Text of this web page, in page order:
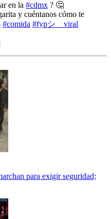
en la #cdmx ? 🤔
y cuéntanos cómo te
#comida #fypシ゚viral
para exigir seguridad;